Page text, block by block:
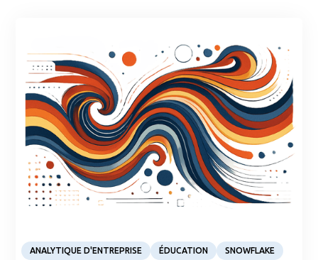
ANALYTIQUE D'ENTREPRISE
ÉDUCATION
SNOWFLAKE